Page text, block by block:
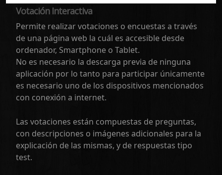
Votación Interactiva
Permite realizar votaciones o encuestas a través
de una página web la cuál es accesible desde
ordenador, Smartphone o Tablet.
No es necesario la descarga previa de ninguna
aplicación por lo tanto para participar únicamente
es necesario uno de los dispositivos mencionados
con conexión a internet.
Las votaciones están compuestas de preguntas,
con descripciones o imágenes adicionales para la
explicación de las mismas, y de respuestas tipo
test.